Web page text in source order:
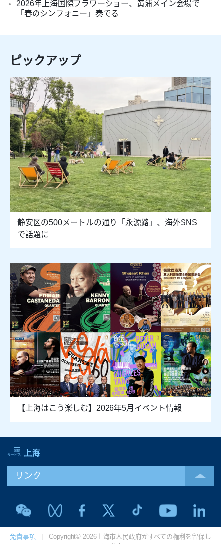
2026年上海国際フラワーショー、黄浦メイン会場で
「春のシンフォニー」奏でる
ピックアップ
静安区の500メートルの通り「永源路」、海外SNS
で話題に
【上海はこう楽しむ】2026年5月イベント情報
リンク
免責事項 | Copyright© 2026上海市人民政府がすべての権利を留保し